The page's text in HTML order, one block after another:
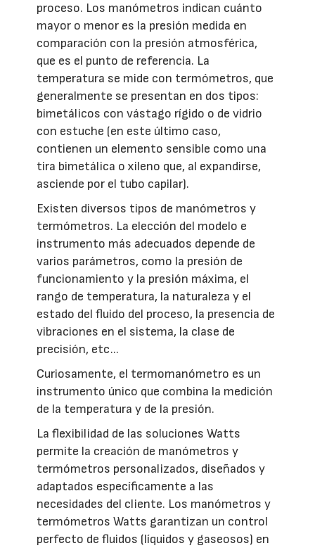
proceso. Los manómetros indican cuánto
mayor o menor es la presión medida en
comparación con la presión atmosférica,
que es el punto de referencia. La
temperatura se mide con termómetros, que
generalmente se presentan en dos tipos:
bimetálicos con vástago rígido o de vidrio
con estuche (en este último caso,
contienen un elemento sensible como una
tira bimetálica o xileno que, al expandirse,
asciende por el tubo capilar).
Existen diversos tipos de manómetros y
termómetros. La elección del modelo e
instrumento más adecuados depende de
varios parámetros, como la presión de
funcionamiento y la presión máxima, el
rango de temperatura, la naturaleza y el
estado del fluido del proceso, la presencia de
vibraciones en el sistema, la clase de
precisión, etc...
Curiosamente, el termomanómetro es un
instrumento único que combina la medición
de la temperatura y de la presión.
La flexibilidad de las soluciones Watts
permite la creación de manómetros y
termómetros personalizados, diseñados y
adaptados específicamente a las
necesidades del cliente. Los manómetros y
termómetros Watts garantizan un control
perfecto de fluidos (líquidos y gaseosos) en